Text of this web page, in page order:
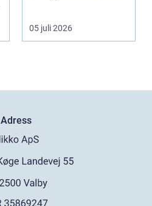
...
05 juli 2026
Adress